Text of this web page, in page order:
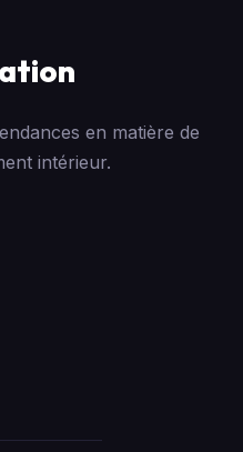
en matière de
intérieur.